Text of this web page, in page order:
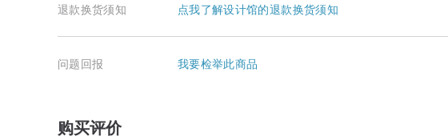
退款换货须知 点我了解设计馆的退款换货须知
问题回报 我要检举此商品
购买评价